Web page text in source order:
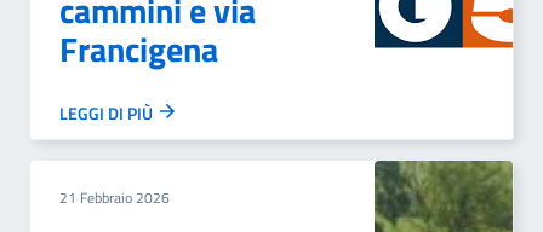
Francigena
LEGGI DI PIÙ
21 Febbraio 2026